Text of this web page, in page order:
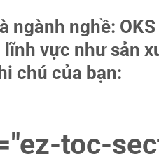
ngành nghề:
lĩnh vực như sản
chú của bạn:
toc-